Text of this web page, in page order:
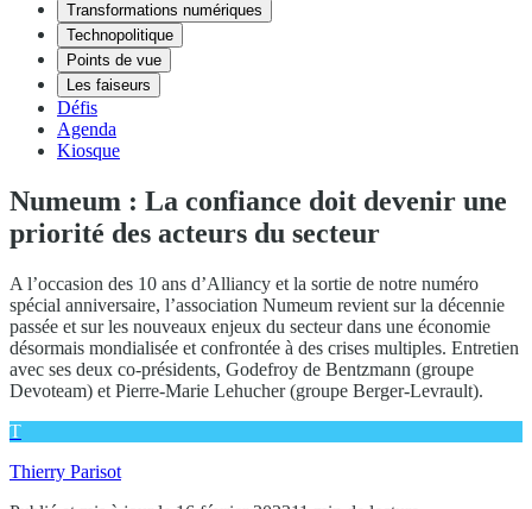
Transformations numériques
Technopolitique
Points de vue
Les faiseurs
Défis
Agenda
Kiosque
Numeum : La confiance doit devenir une
priorité des acteurs du secteur
A l’occasion des 10 ans d’Alliancy et la sortie de notre numéro
spécial anniversaire, l’association Numeum revient sur la décennie
passée et sur les nouveaux enjeux du secteur dans une économie
désormais mondialisée et confrontée à des crises multiples. Entretien
avec ses deux co-présidents, Godefroy de Bentzmann (groupe
Devoteam) et Pierre-Marie Lehucher (groupe Berger-Levrault).
T
Thierry Parisot